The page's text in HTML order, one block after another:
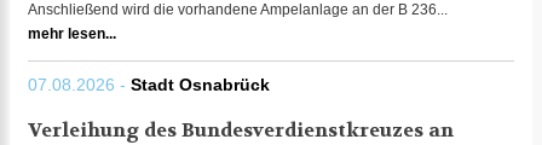
Anschließend wird die vorhandene Ampelanlage an der B 236...
mehr lesen...
07.08.2026 - Stadt Osnabrück
Verleihung des Bundesverdienstkreuzes an